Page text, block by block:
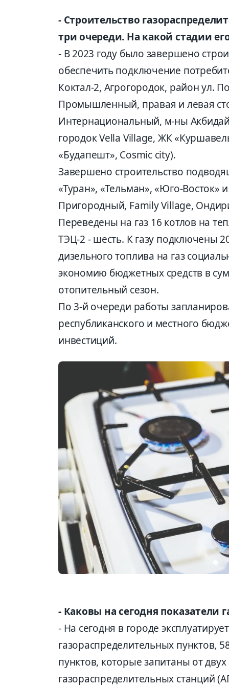
- Строительство
три очереди. На какой стадии
- В 2023 году было завершено
обеспечить подключение
Коктал-2, Агрогородок, район ул.
Промышленный, правая и левая
Интернациональный, м-ны
городок Vella Village, ЖК
«Будапешт», Cosmic city).
Завершено строительство
«Туран», «Тельман», «Юго-
Пригородный, Family Village,
Переведены на газ 16 котлов на
ТЭЦ-2 - шесть. К газу подключены
дизельного топлива на газ
экономию бюджетных средств в
отопительный сезон.
По 3-й очереди работы
республиканского и местного
инвестиций.
- Каковы на сегодня показатели
- На сегодня в городе
газораспределительных пунктов,
пунктов, которые запитаны от
газораспределительных станций